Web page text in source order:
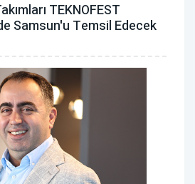
TEKNOFEST
Samsun'u Temsil Edecek